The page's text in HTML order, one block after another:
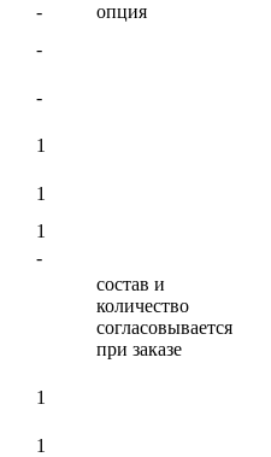
-
опция
-
-
1
1
1
-
состав и
количество
согласовывается
при заказе
1
1